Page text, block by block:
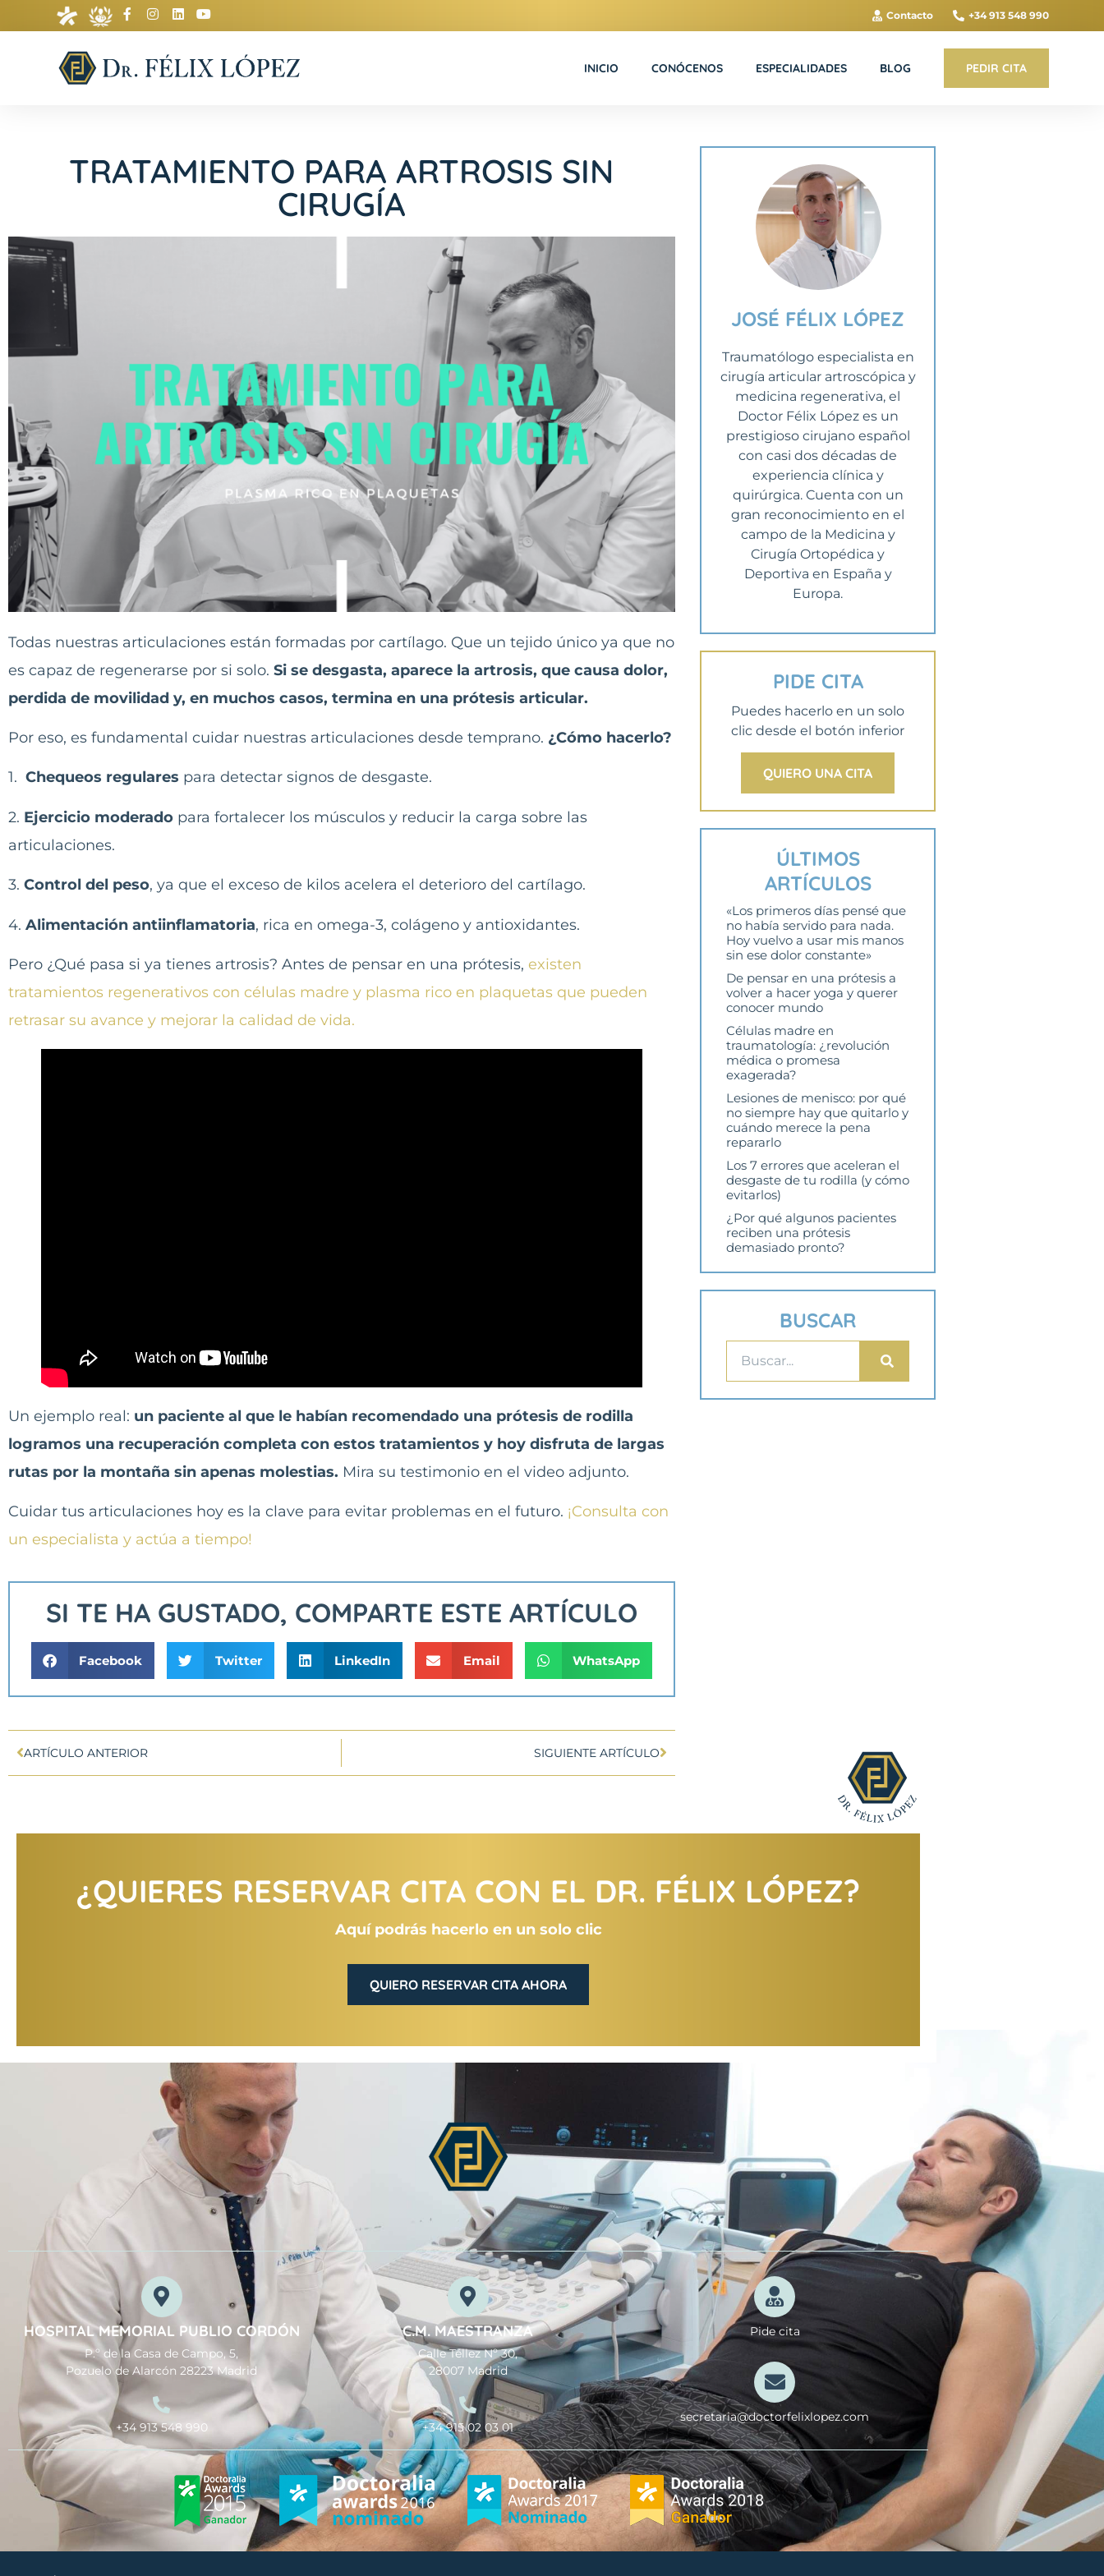
Contacto +34 913 548 990
INICIO CONÓCENOS ESPECIALIDADES BLOG PEDIR CITA
TRATAMIENTO PARA ARTROSIS SIN
CIRUGÍA
Todas nuestras articulaciones están formadas por cartílago. Que un tejido único ya que no
es capaz de regenerarse por si solo. Si se desgasta, aparece la artrosis, que causa dolor,
perdida de movilidad y, en muchos casos, termina en una prótesis articular.
Por eso, es fundamental cuidar nuestras articulaciones desde temprano. ¿Cómo hacerlo?
1. Chequeos regulares para detectar signos de desgaste.
2. Ejercicio moderado para fortalecer los músculos y reducir la carga sobre las
articulaciones.
3. Control del peso, ya que el exceso de kilos acelera el deterioro del cartílago.
4. Alimentación antiinflamatoria, rica en omega-3, colágeno y antioxidantes.
Pero ¿Qué pasa si ya tienes artrosis? Antes de pensar en una prótesis, existen
tratamientos regenerativos con células madre y plasma rico en plaquetas que pueden
retrasar su avance y mejorar la calidad de vida.
Un ejemplo real: un paciente al que le habían recomendado una prótesis de rodilla
logramos una recuperación completa con estos tratamientos y hoy disfruta de largas
rutas por la montaña sin apenas molestias. Mira su testimonio en el video adjunto.
Cuidar tus articulaciones hoy es la clave para evitar problemas en el futuro. ¡Consulta con
un especialista y actúa a tiempo!
SI TE HA GUSTADO, COMPARTE ESTE ARTÍCULO
Facebook Twitter LinkedIn Email WhatsApp
ARTÍCULO ANTERIOR SIGUIENTE ARTÍCULO
JOSÉ FÉLIX LÓPEZ
Traumatólogo especialista en
cirugía articular artroscópica y
medicina regenerativa, el
Doctor Félix López es un
prestigioso cirujano español
con casi dos décadas de
experiencia clínica y
quirúrgica. Cuenta con un
gran reconocimiento en el
campo de la Medicina y
Cirugía Ortopédica y
Deportiva en España y
Europa.
PIDE CITA
Puedes hacerlo en un solo
clic desde el botón inferior
QUIERO UNA CITA
ÚLTIMOS
ARTÍCULOS
«Los primeros días pensé que
no había servido para nada.
Hoy vuelvo a usar mis manos
sin ese dolor constante»
De pensar en una prótesis a
volver a hacer yoga y querer
conocer mundo
Células madre en
traumatología: ¿revolución
médica o promesa
exagerada?
Lesiones de menisco: por qué
no siempre hay que quitarlo y
cuándo merece la pena
repararlo
Los 7 errores que aceleran el
desgaste de tu rodilla (y cómo
evitarlos)
¿Por qué algunos pacientes
reciben una prótesis
demasiado pronto?
BUSCAR
¿QUIERES RESERVAR CITA CON EL DR. FÉLIX LÓPEZ?
Aquí podrás hacerlo en un solo clic
QUIERO RESERVAR CITA AHORA
HOSPITAL MEMORIAL PUBLIO CORDÓN
P.º de la Casa de Campo, 5,
Pozuelo de Alarcón 28223 Madrid
+34 913 548 990
C.M. MAESTRANZA
Calle Téllez Nº 30,
28007 Madrid
+34 915 02 03 01
Pide cita
secretaria@doctorfelixlopez.com